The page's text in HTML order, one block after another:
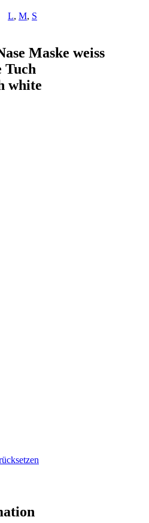
L, M, S
Maske weiss
Tuch
white